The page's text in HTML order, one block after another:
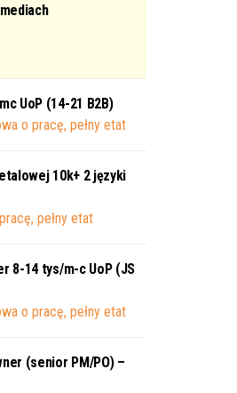
UoP (14-21 B2B)
o pracę, pełny etat
10k+ 2 języki
pełny etat
8-14 tys/m-c UoP (JS
o pracę, pełny etat
(senior PM/PO) –